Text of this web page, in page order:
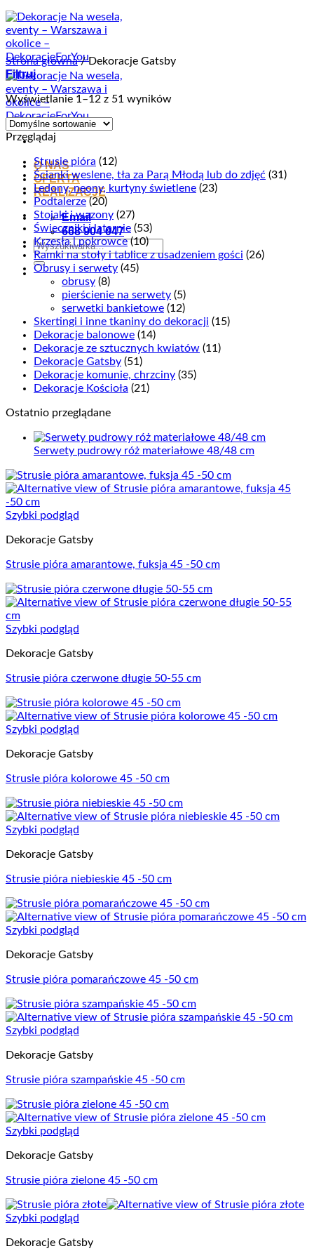
Przewiń
do
zawartości
O NAS
OFERTA
REALIZACJE
Email
668 904 047
Szukaj:
Strona główna /Dekoracje Gatsby
Filtruj
Wyświetlanie 1–12 z 51 wyników
Przeglądaj
Strusie pióra (12)
Ścianki weslene, tła za Parą Młodą lub do zdjęć (31)
Ledony, neony, kurtyny świetlene (23)
Podtalerze (20)
Stojaki i wazony (27)
Świeczniki i latarnie (53)
Krzesła i pokrowce (10)
Ramki na stoły i tablice z usadzeniem gości (26)
Obrusy i serwety (45)
obrusy (8)
pierścienie na serwety (5)
serwetki bankietowe (12)
Skertingi i inne tkaniny do dekoracji (15)
Dekoracje balonowe (14)
Dekoracje ze sztucznych kwiatów (11)
Dekoracje Gatsby (51)
Dekoracje komunie, chrzciny (35)
Dekoracje Kościoła (21)
Ostatnio przeglądane
Serwety pudrowy róż materiałowe 48/48 cm
Szybki podgląd
Dekoracje Gatsby
Strusie pióra amarantowe, fuksja 45 -50 cm
Szybki podgląd
Dekoracje Gatsby
Strusie pióra czerwone długie 50-55 cm
Szybki podgląd
Dekoracje Gatsby
Strusie pióra kolorowe 45 -50 cm
Szybki podgląd
Dekoracje Gatsby
Strusie pióra niebieskie 45 -50 cm
Szybki podgląd
Dekoracje Gatsby
Strusie pióra pomarańczowe 45 -50 cm
Szybki podgląd
Dekoracje Gatsby
Strusie pióra szampańskie 45 -50 cm
Szybki podgląd
Dekoracje Gatsby
Strusie pióra zielone 45 -50 cm
Szybki podgląd
Dekoracje Gatsby